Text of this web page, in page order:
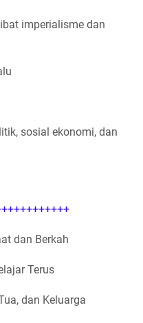
imperialisme dan
sosial ekonomi, dan
dan Berkah
Terus
dan Keluarga